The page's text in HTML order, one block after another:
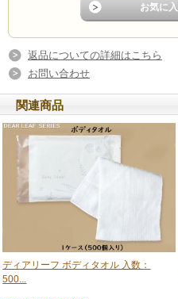
返品についての詳細はこちら
お問い合わせ
関連商品
ディアリーフ ボディタオル 入数：
500...